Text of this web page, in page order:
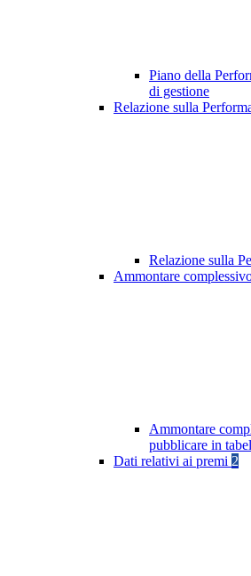
Piano della
di gestione
Relazione sulla
Relazione sulla
Ammontare
Ammontare
pubblicare in
Dati relativi ai premi 2